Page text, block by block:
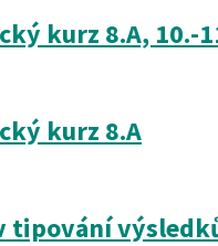
kurz 8.A, 10.-
kurz 8.A
tipování